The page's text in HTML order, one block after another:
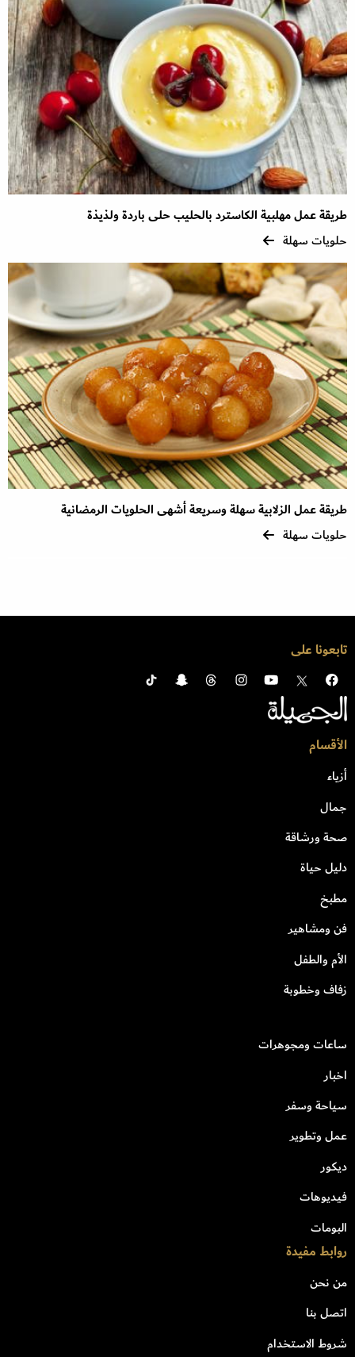
طريقة عمل مهلبية الكاسترد بالحليب حلى باردة ولذيذة
حلويات سهلة
طريقة عمل الزلابية سهلة وسريعة أشهى الحلويات الرمضانية
حلويات سهلة
تابعونا على
الأقسام
أزياء
جمال
صحة ورشاقة
دليل حياة
مطبخ
فن ومشاهير
الأم والطفل
زفاف وخطوبة
ساعات ومجوهرات
اخبار
سياحة وسفر
عمل وتطوير
ديكور
فيديوهات
البومات
روابط مفيدة
من نحن
اتصل بنا
شروط الاستخدام